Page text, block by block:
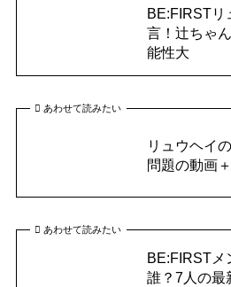
BE:FIRSTリ
言！辻ちゃ
能性大
あわせて読みたい
リュウヘイ
問題の動画
あわせて読みたい
BE:FIRSTメ
誰？7人の最